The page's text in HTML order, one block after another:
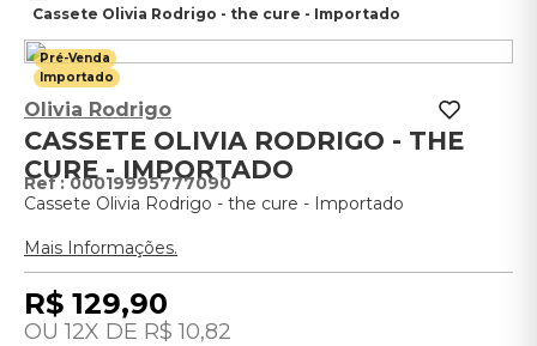
Cassete Olivia Rodrigo - the cure - Importado
Pré-Venda
Importado
Olivia Rodrigo
CASSETE OLIVIA RODRIGO - THE
CURE - IMPORTADO
:00019995777090
Cassete Olivia Rodrigo - the cure - Importado
Mais Informações.
R$ 129,90
12 R$ 10,82